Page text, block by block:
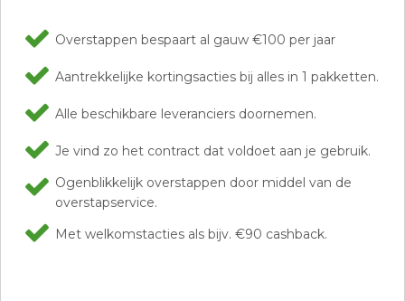
Overstappen bespaart al gauw €100 per jaar
Aantrekkelijke kortingsacties bij alles in 1 pakketten.
Alle beschikbare leveranciers doornemen.
Je vind zo het contract dat voldoet aan je gebruik.
Ogenblikkelijk overstappen door middel van de
overstapservice.
Met welkomstacties als bijv. €90 cashback.